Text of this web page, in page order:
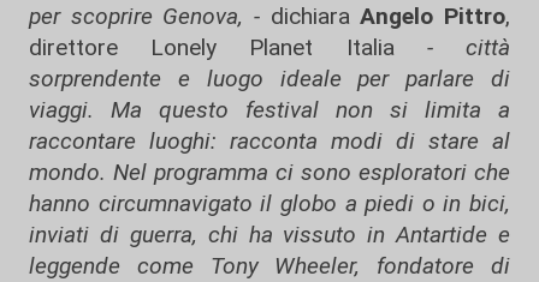
per scoprire Genova, - dichiaraAngelo Pittro,
direttore Lonely Planet Italia - città
sorprendente e luogo ideale per parlare di
viaggi. Ma questo festival non si limita a
raccontare luoghi: racconta modi di stare al
mondo. Nel programma ci sono esploratori che
hanno circumnavigato il globo a piedi o in bici,
inviati di guerra, chi ha vissuto in Antartide e
leggende come Tony Wheeler, fondatore di